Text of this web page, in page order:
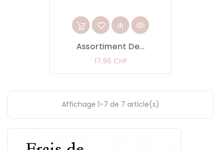
Assortiment De...
17,95 CHFPrix
Affichage 1-7 de 7 article(s)